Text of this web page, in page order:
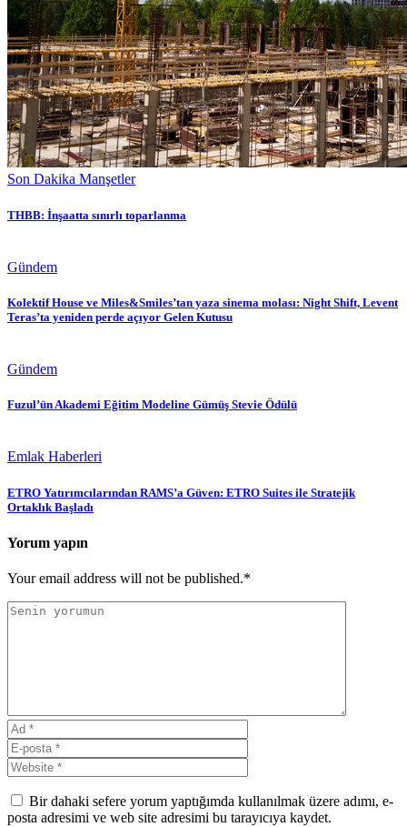
Son Dakika Manşetler
THBB: İnşaatta sınırlı toparlanma
Gündem
Kolektif House ve Miles&Smiles’tan yaza sinema molası: Night Shift, Levent
Teras’ta yeniden perde açıyor Gelen Kutusu
Gündem
Fuzul’ün Akademi Eğitim Modeline Gümüş Stevie Ödülü
Emlak Haberleri
ETRO Yatırımcılarından RAMS’a Güven: ETRO Suites ile Stratejik
Ortaklık Başladı
Yorum yapın
Your email address will not be published.*
Bir dahaki sefere yorum yaptığımda kullanılmak üzere adımı, e-
posta adresimi ve web site adresimi bu tarayıcıya kaydet.